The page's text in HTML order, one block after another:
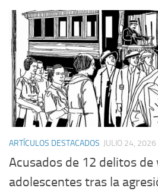
ARTÍCULOS DESTACADOS JULIO 24, 2026
Acusados de 12 delitos
adolescentes tras la